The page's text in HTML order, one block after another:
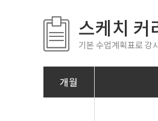
스케치 커
기본 수업계획표로 강
개월